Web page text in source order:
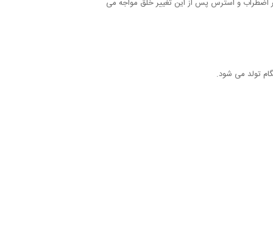
بر اضطراب و استرس پس از این تغییر خلق مواجه می
تولد می شود.